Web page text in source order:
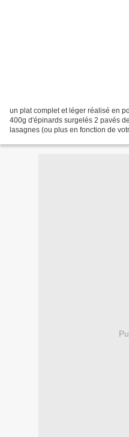
un plat complet et léger réalisé en
400g d'épinards surgelés 2 pavés
lasagnes (ou plus en fonction de